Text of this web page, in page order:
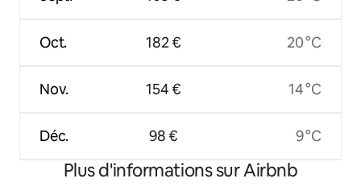
Oct.
Nov.
Déc.
182 €
154 €
98 €
20 °C
14 °C
9 °C
Plus d'informations sur Airbnb